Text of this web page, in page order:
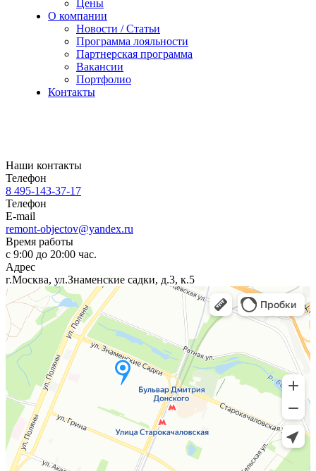
Цены
О компании
Новости / Статьи
Программа лояльности
Партнерская программа
Вакансии
Портфолио
Контакты
Наши контакты
Телефон
8 495-143-37-17
Телефон
E-mail
remont-objectov@yandex.ru
Время работы
с 9:00 до 20:00 час.
Адрес
г.Москва, ул.Знаменские садки, д.3, к.5